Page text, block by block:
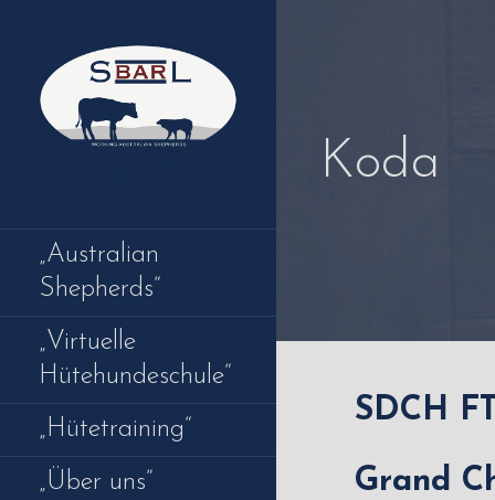
„Australian
Shepherds“
„Virtuelle
Hütehundeschule“
„Hütetraining“
„Über uns“
Koda
SDCH
Grand